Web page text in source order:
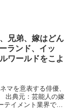
兄弟、嫁はどん
ランド、イッ
ワールドをこよ
マを意表する俳優、
イメント業界で高